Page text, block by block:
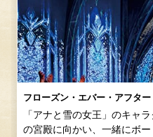
フローズン・エバー・アフター
「アナと雪の女王」のキャ
の宮殿に向かい、一緒にボー